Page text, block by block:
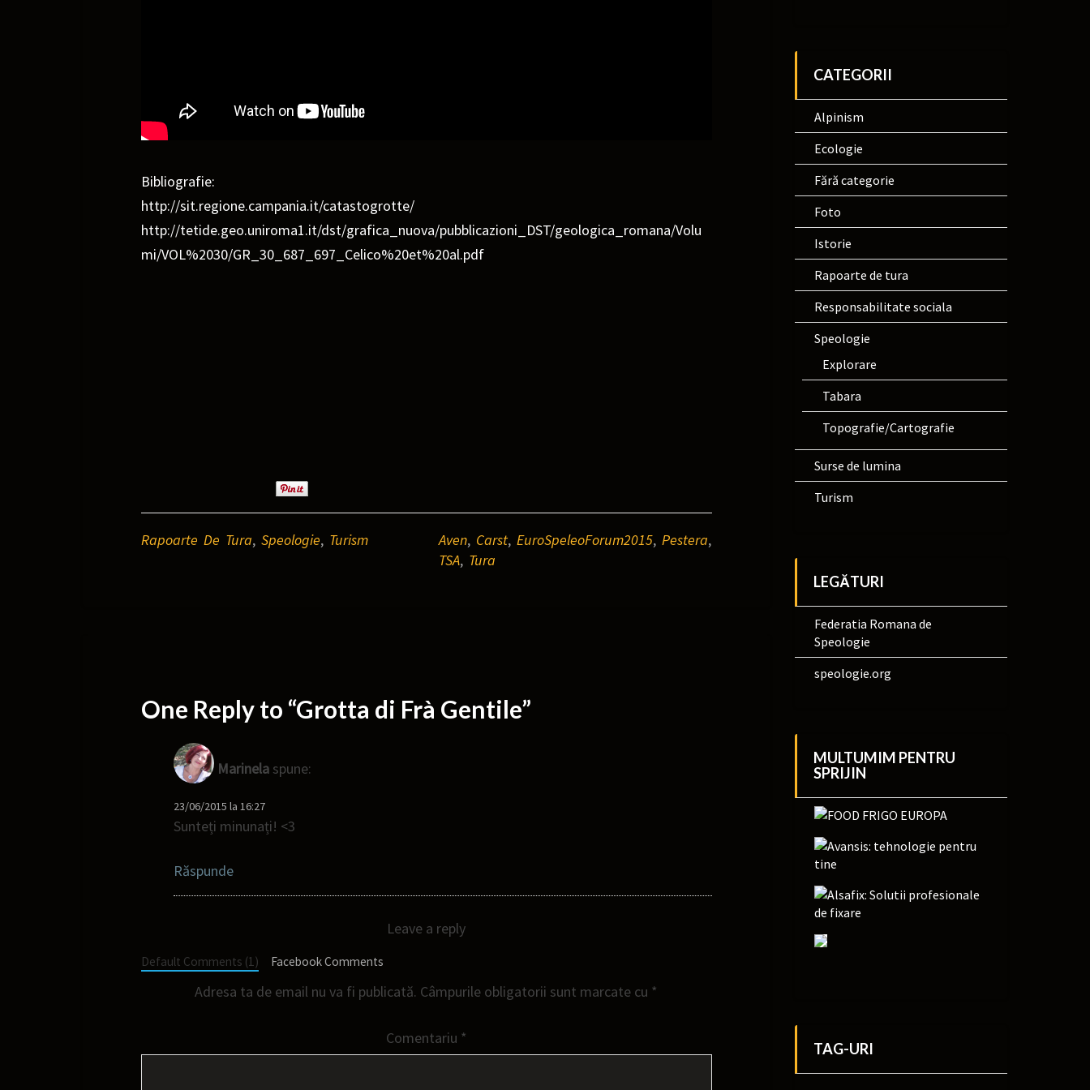
Bibliografie:
http://sit.regione.campania.it/catastogrotte/
http://tetide.geo.uniroma1.it/dst/grafica_nuova/pubblicazioni_DST/geologica_romana/Volu
mi/VOL%2030/GR_30_687_697_Celico%20et%20al.pdf
Rapoarte De Tura, Speologie, Turism Aven, Carst, EuroSpeleoForum2015, Pestera,
TSA, Tura
One Reply to “Grotta di Frà Gentile”
Marinela spune:
23/06/2015 la 16:27
Sunteți minunați! <3
Răspunde
Leave a reply
Default Comments (1) Facebook Comments
Adresa ta de email nu va fi publicată. Câmpurile obligatorii sunt marcate cu *
Comentariu *
CATEGORII
Alpinism
Ecologie
Fără categorie
Foto
Istorie
Rapoarte de tura
Responsabilitate sociala
Speologie
Explorare
Tabara
Topografie/Cartografie
Surse de lumina
Turism
LEGĂTURI
Federatia Romana de
Speologie
speologie.org
MULTUMIM PENTRU
SPRIJIN
TAG-URI